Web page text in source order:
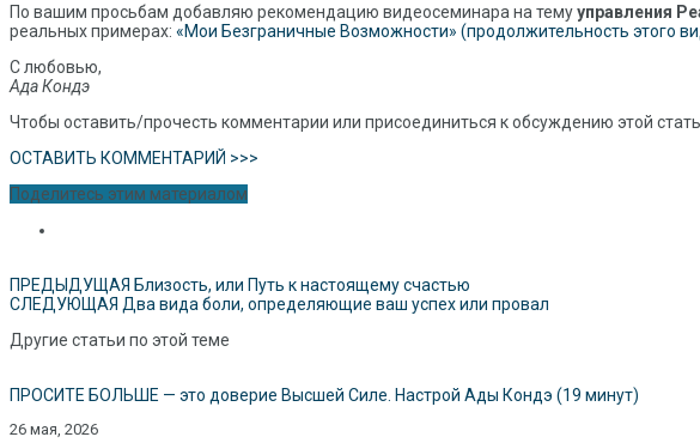
По вашим просьбам добавляю рекомендацию видеосеминара на темууправления
реальных примерах: «Мои Безграничные Возможности» (продолжительность этого
С любовью,
Ада Кондэ
Чтобы оставить/прочесть комментарии или присоединиться к обсуждению этой
ОСТАВИТЬ КОММЕНТАРИЙ >>>
Поделитесь этим материалом
ПРЕДЫДУЩАЯ Близость, или Путь к настоящему счастью
СЛЕДУЮЩАЯ Два вида боли, определяющие ваш успех или провал
Другие статьи по этой теме
ПРОСИТЕ БОЛЬШЕ — это доверие Высшей Силе. Настрой Ады Кондэ (19 минут)
26 мая, 2026